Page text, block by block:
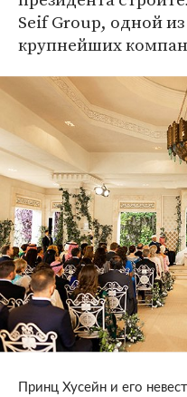
Seif Group, одной
крупнейших
Принц Хусейн и его